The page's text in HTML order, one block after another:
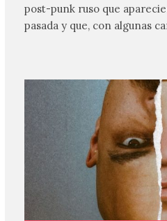
post-punk ruso que
pasada y que, con algunas